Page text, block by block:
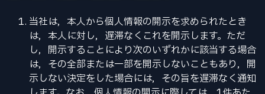
当社は，本人から個人情報の開示を求められたとき
は，本人に対し，遅滞なくこれを開示します。ただ
し，開示することにより次のいずれかに該当する場合
は，その全部または一部を開示しないこともあり，開
示しない決定をした場合には，その旨を遅滞なく通知